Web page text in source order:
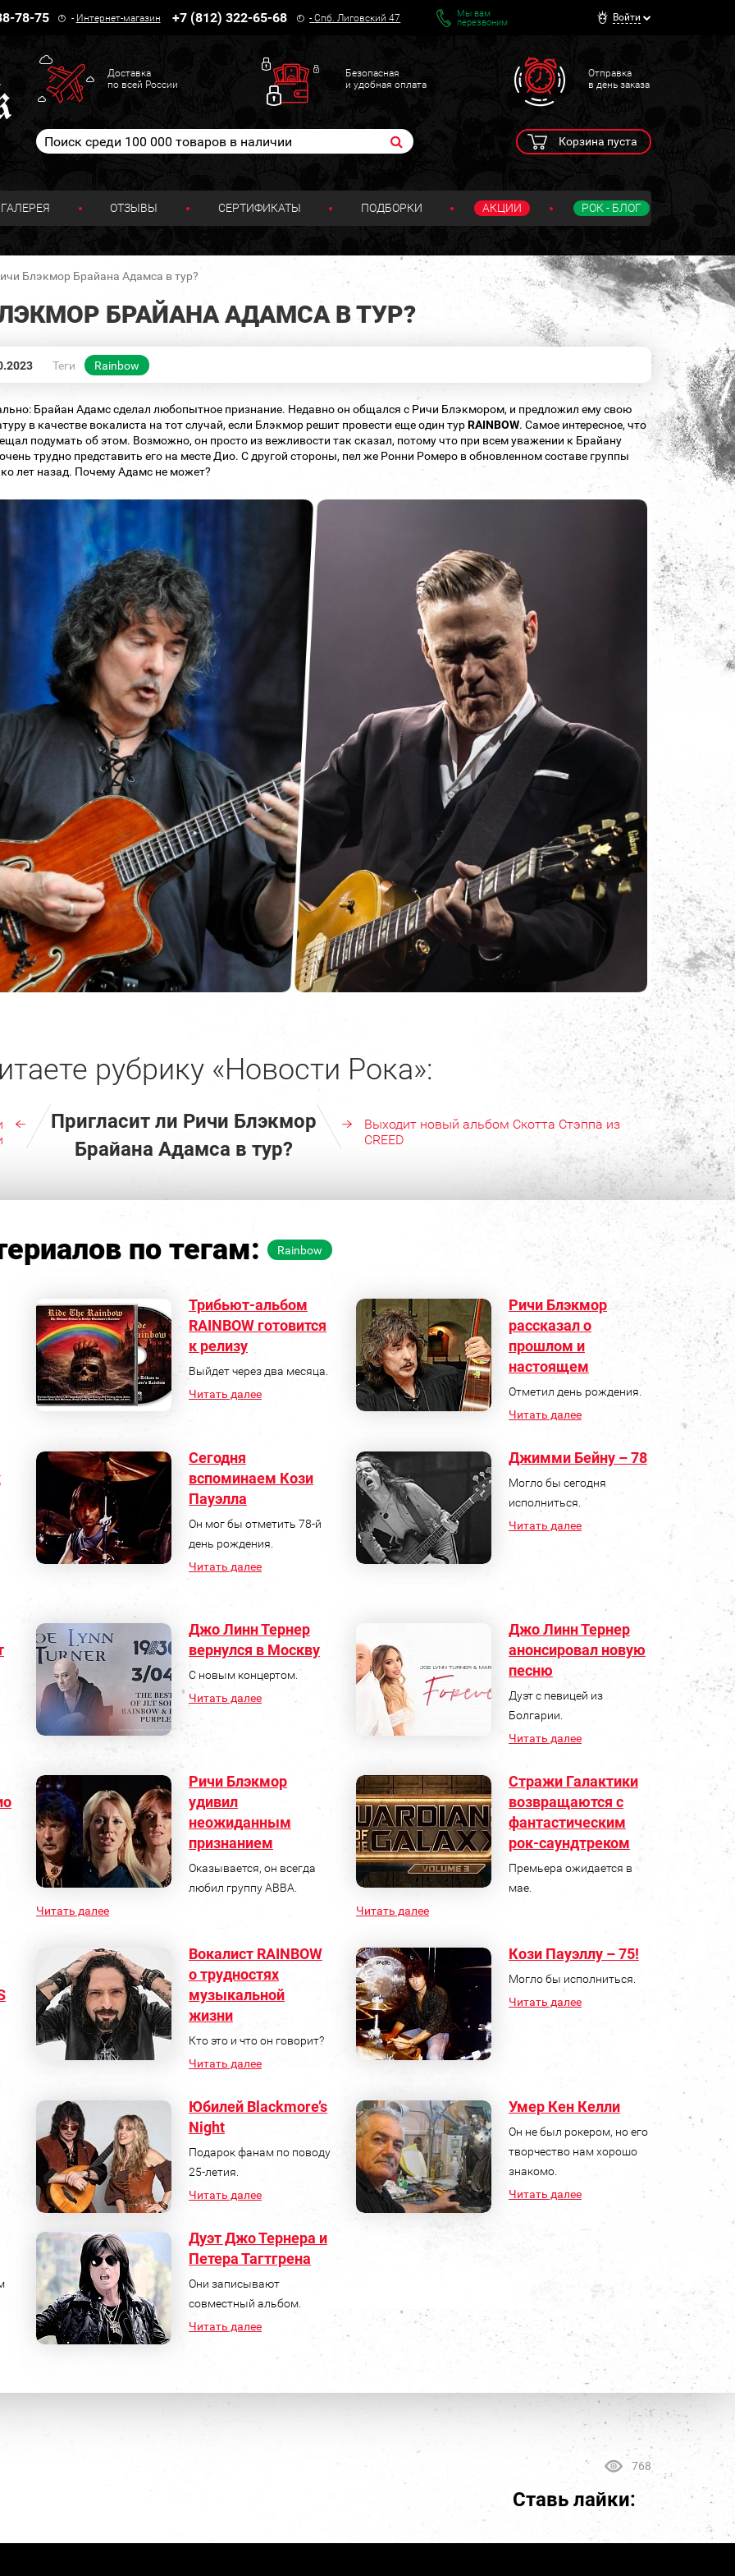
78-75 - Интернет-магазин +7 (812) 322-65-68 -Спб. Лиговский 47
Мы вам
перезвоним
Войти
Доставка
по всей России
Безопасная
и удобная оплата
Отправка
в день заказа
Корзина пуста
ГАЛЕРЕЯ ОТЗЫВЫ СЕРТИФИКАТЫ ПОДБОРКИ АКЦИИ РОК - БЛОГ
Блэкмор Брайана Адамса в тур?
БРАЙАНА АДАМСА В ТУР?
Теги Rainbow
Брайан Адамс сделал любопытное признание. Недавно он общался с Ричи Блэкмором, и предложил ему свою
в качестве вокалиста на тот случай, если Блэкмор решит провести еще один турRAINBOW. Самое интересное, что
подумать об этом. Возможно, он просто из вежливости так сказал, потому что при всем уважении к Брайану
трудно представить его на месте Дио. С другой стороны, пел же Ронни Ромеро в обновленном составе группы
лет назад. Почему Адамс не может?
рубрику «Новости Рока»:
Пригласит ли Ричи Блэкмор
Брайана Адамса в тур?
Выходит новый альбом Скотта Стэппа из
CREED
по тегам: Rainbow
Трибьют-альбом
RAINBOW готовится
к релизу
Выйдет через два месяца.
Читать далее
Ричи Блэкмор
рассказал о
прошлом и
настоящем
Отметил день рождения.
Читать далее
Сегодня
вспоминаем Кози
Пауэлла
Он мог бы отметить 78-й
день рождения.
Читать далее
Джимми Бейну – 78
Могло бы сегодня
исполниться.
Читать далее
Джо Линн Тернер
вернулся в Москву
С новым концертом.
Читать далее
Джо Линн Тернер
анонсировал новую
песню
Дуэт с певицей из
Болгарии.
Читать далее
Ричи Блэкмор
удивил
неожиданным
признанием
Оказывается, он всегда
любил группу АВВА.
Читать далее
Стражи Галактики
возвращаются с
фантастическим
рок-саундтреком
Премьера ожидается в
мае.
Читать далее
Вокалист RAINBOW
о трудностях
музыкальной
жизни
Кто это и что он говорит?
Читать далее
Кози Пауэллу – 75!
Могло бы исполниться.
Читать далее
Юбилей Blackmore’s
Night
Подарок фанам по поводу
25-летия.
Читать далее
Умер Кен Келли
Он не был рокером, но его
творчество нам хорошо
знакомо.
Читать далее
Дуэт Джо Тернера и
Петера Тагтгрена
Они записывают
совместный альбом.
Читать далее
768
Ставь лайки: